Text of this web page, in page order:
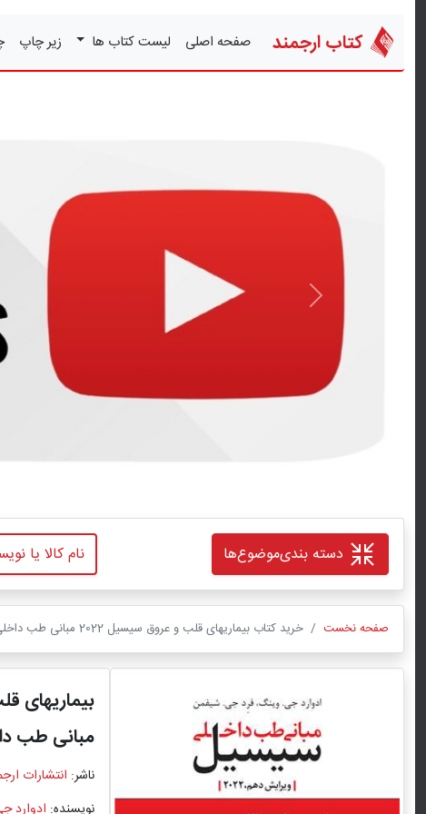
کتاب ارجمند صفحه اصلی لیست کتاب ها زیر چاپ
قبلی
دسته بندیموضوع‌ها
صفحه نخست خرید کتاب بیماریهای قلب و عروق سیسیل 2022 مبانی طب داخلی سیسیل 2022 ویرایش دهم اثر ادوارد جی. وینگ با ترجمه دکتر پریشاد قوام با تخفیف ویژه
بیماریهای
مبانی طب داخلی
ناشر: انتشارات
نویسنده: ادوارد